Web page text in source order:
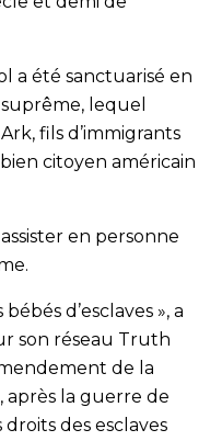
a été sanctuarisé en
lequel
fils d’immigrants
citoyen américain
en personne
d’esclaves », a
son réseau Truth
de la
après la guerre de
des esclaves